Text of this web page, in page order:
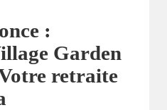
:
Garden
retraite